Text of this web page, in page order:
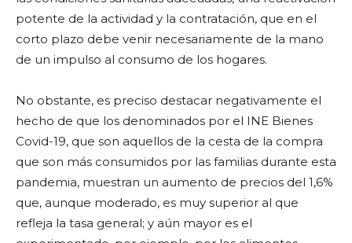
potente de la actividad y la contratación, que en el
corto plazo debe venir necesariamente de la mano
de un impulso al consumo de los hogares.
No obstante, es preciso destacar negativamente el
hecho de que los denominados por el INE Bienes
Covid-19, que son aquellos de la cesta de la compra
que son más consumidos por las familias durante esta
pandemia, muestran un aumento de precios del 1,6%
que, aunque moderado, es muy superior al que
refleja la tasa general; y aún mayor es el